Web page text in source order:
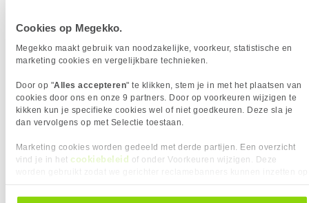
Cookies op Megekko.
Megekko maakt gebruik van noodzakelijke, voorkeur, statistische en
marketing cookies en vergelijkbare technieken.
Door op "Alles accepteren" te klikken, stem je in met het plaatsen van
cookies door ons en onze 9 partners. Door op voorkeuren wijzigen te
kikken kun je specifieke cookies wel of niet goedkeuren. Deze sla je
dan vervolgens op met Selectie toestaan.
Marketing cookies worden gedeeld met derde partijen. Een overzicht
vind je in het cookiebeleid of onder Voorkeuren wijzigen. Deze
alle cookies. Je kunt je gegeven toestemming altijd intrekken, dit doe je
Vendorcode
SSD Opslagcapaciteit: 240 GB
DRAM Cache ✖︎
Eigenschap Waarde
Kleur Product
SSD-vormfactor
M.2
GEHEUGEN
Eigenschap Waarde
Overdrachtssnelheid 6 Gbit/s
GEWICHT EN OMVANG
Diepte
80 mm
Sandisk WD_Green 480GB M.2 SSD Patriot Memory P310 240GB M.2 SSD